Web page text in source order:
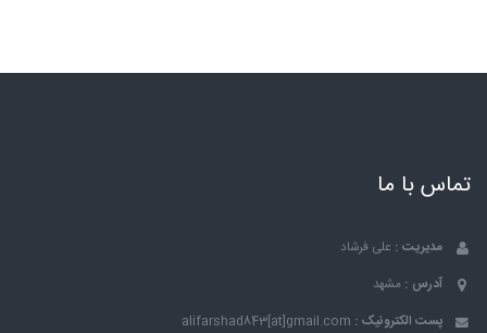
تماس با ما
مدیریت : علی فرشاد
آدرس : مشهد
پست الکترونیک : alifarshad843[at]gmail.com